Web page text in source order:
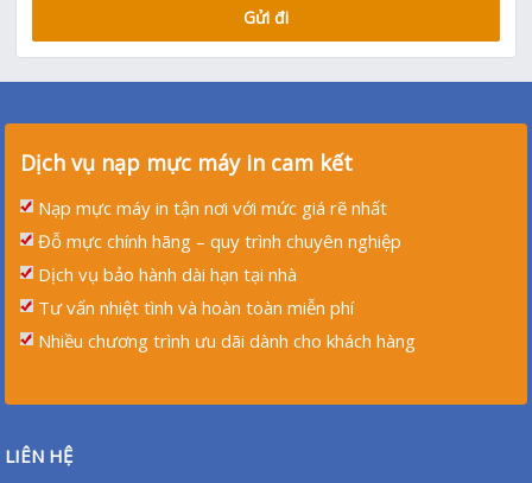
Dịch vụ nạp mực máy in cam kết
Nạp mực máy in tận nơi với mức giá rẽ nhất
Đỗ mực chính hãng – quy trình chuyên nghiệp
Dịch vụ bảo hành dài hạn tại nhà
Tư vấn nhiệt tình và hoàn toàn miễn phí
Nhiều chương trình ưu dãi dành cho khách hàng
LIÊN HỆ